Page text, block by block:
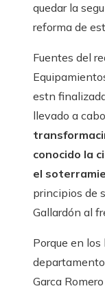
quedar la
reforma de
Fuentes del
estn
llevado a cabo
conocido la
el
principios de
Gallardón al
Porque en
Garca